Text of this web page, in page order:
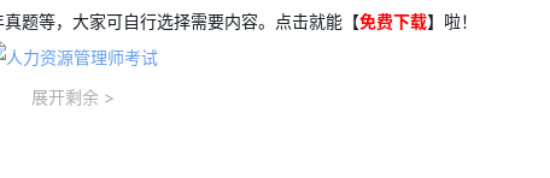
题等，大家可自行选择需要内容。点击就能【免费下载】啦！
源管理师【每日一练
展开剩余